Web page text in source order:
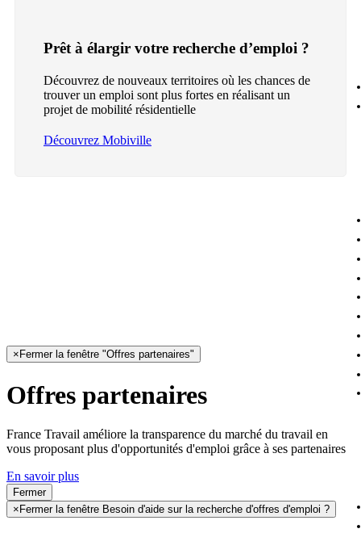
Prêt à élargir votre recherche d’emploi ?
Découvrez de nouveaux territoires où les chances de
trouver un emploi sont plus fortes en réalisant un
projet de mobilité résidentielle
Découvrez Mobiville
× Fermer la fenêtre "Offres partenaires"
Offres partenaires
France Travail améliore la transparence du marché du travail en
vous proposant plus d'opportunités d'emploi grâce à ses partenaires
En savoir plus
Fermer
× Fermer la fenêtre Besoin d'aide sur la recherche d'offres d'emploi ?